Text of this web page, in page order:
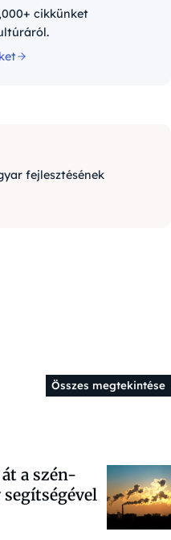
cikkünket
fejlesztésének
Összes megtekintése
a szén-